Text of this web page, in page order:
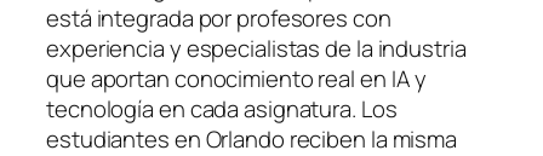
está integrada por profesores con
experiencia y especialistas de la industria
que aportan conocimiento real en IA y
tecnología en cada asignatura. Los
estudiantes en Orlando reciben la misma